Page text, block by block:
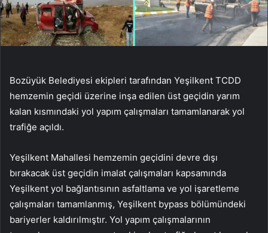
Bozüyük Belediyesi ekipleri tarafından Yeşilkent TCDD
hemzemin geçidi üzerine inşa edilen üst geçidin yarım
kalan kısmındaki yol yapım çalışmaları tamamlanarak yol
trafiğe açıldı.
Yeşilkent Mahallesi hemzemin geçidini devre dışı
bırakacak üst geçidin imalat çalışmaları kapsamında
Yeşilkent yol bağlantısının asfaltlama ve yol işaretleme
çalışmaları tamamlanmış, Yeşilkent bypass bölümündeki
bariyerler kaldırılmıştır. Yol yapım çalışmalarının